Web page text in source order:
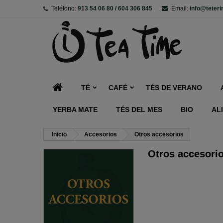
Teléfono: 913 54 06 80 / 604 306 845 Email:
TÉ CAFÉ TÉS DE VERANO
YERBA MATE TÉS DEL MES BIO
Inicio Accesorios Otros accesorios
Otros